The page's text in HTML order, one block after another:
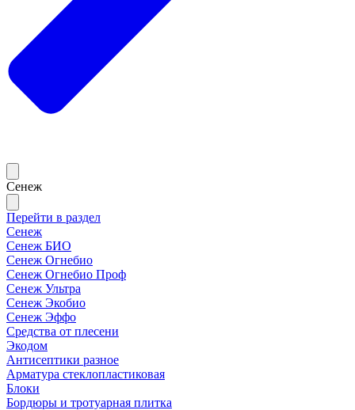
Сенеж
Перейти в раздел
Сенеж
Сенеж БИО
Сенеж Огнебио
Сенеж Огнебио Проф
Сенеж Ультра
Сенеж Экобио
Сенеж Эффо
Средства от плесени
Экодом
Антисептики разное
Арматура стеклопластиковая
Блоки
Бордюры и тротуарная плитка